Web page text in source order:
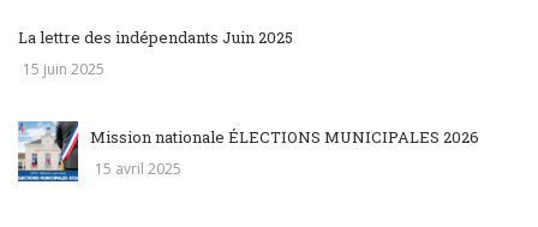
La lettre des indépendants Juin 2025
15 juin 2025
Mission nationale ÉLECTIONS MUNICIPALES 2026
15 avril 2025